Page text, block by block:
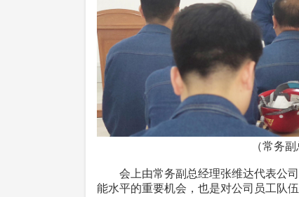
（常务副总经理张维达代
会上由常务副总经理张维达代表公司
能水平的重要机会，也是对公司员工队